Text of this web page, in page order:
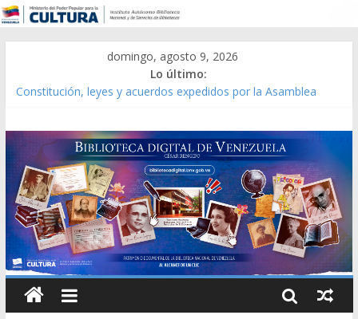
domingo, agosto 9, 2026
Lo último:
Constitución, leyes y acuerdos expedidos por la Asamblea
Modesta Bor Sánchez [material gráfico]
Gaceta Oficial de la República de Venezuela año CXXXIII Mes V,
Caracas 09 de marzo de 2006 N° 38.394
Catálogo temático de obras de Modesta Bor